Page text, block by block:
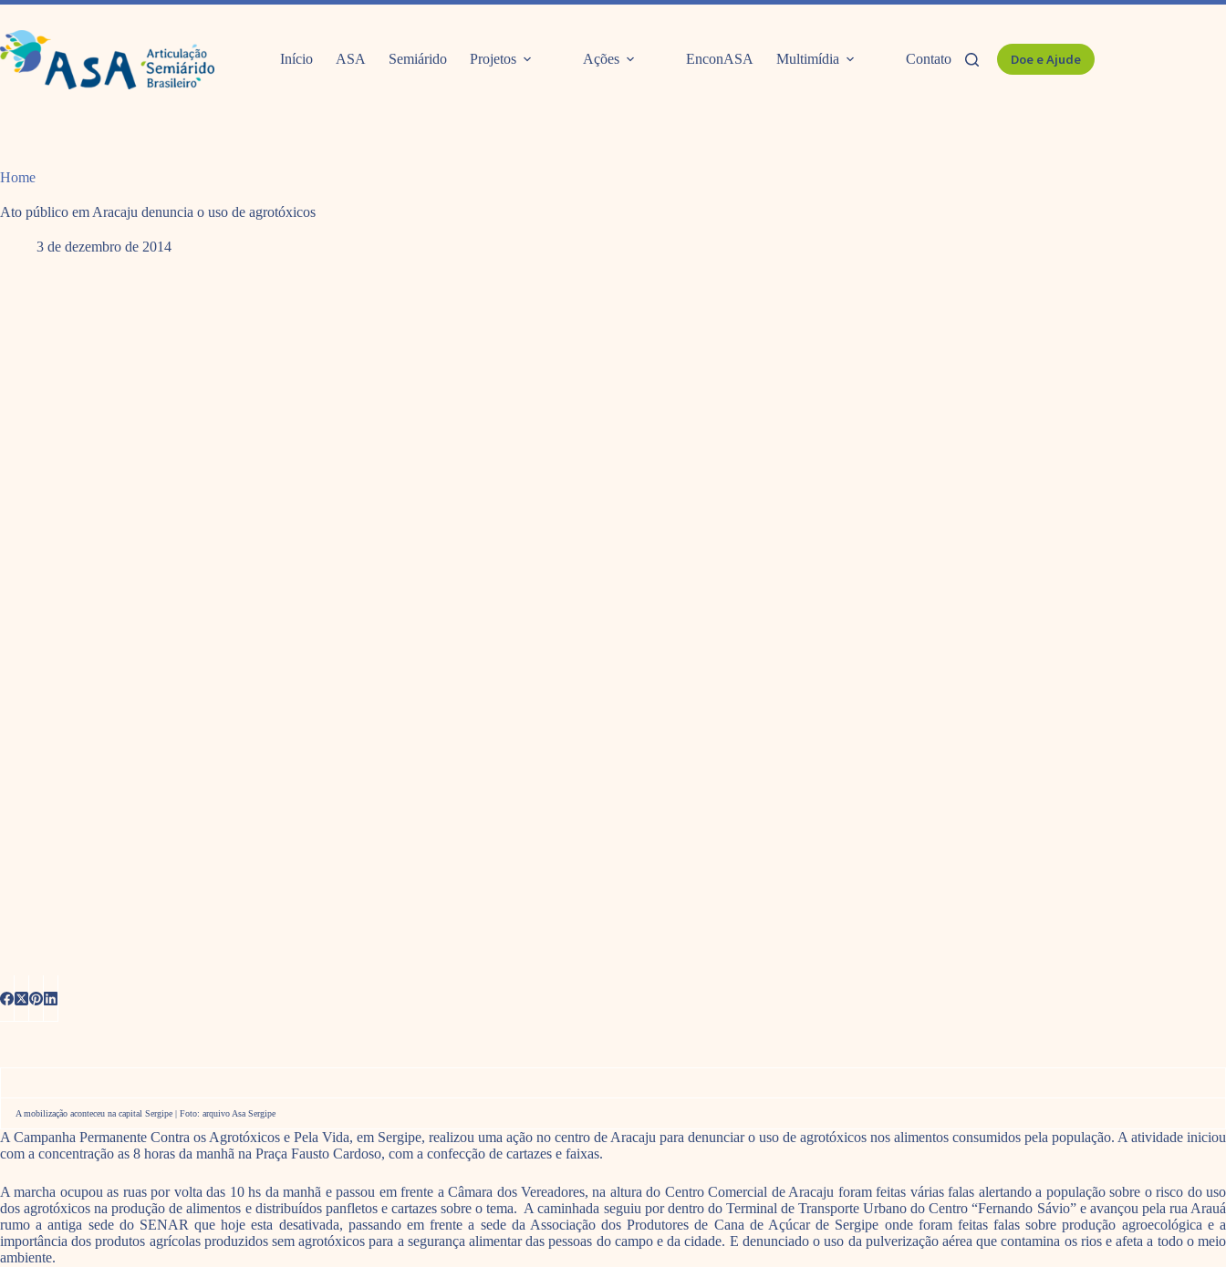
Pular
o
conteúdo
Início ASA Semiárido Projetos Ações EnconASA Multimídia Contato Doe e Ajude
Home
Ato público em Aracaju denuncia o uso de agrotóxicos
3 de dezembro de 2014
A mobilização aconteceu na capital Sergipe | Foto: arquivo Asa Sergipe
A Campanha Permanente Contra os Agrotóxicos e Pela Vida, em Sergipe, realizou uma ação no centro de Aracaju para denunciar o uso de agrotóxicos nos alimentos consumidos pela população. A atividade iniciou
com a concentração as 8 horas da manhã na Praça Fausto Cardoso, com a confecção de cartazes e faixas.
A marcha ocupou as ruas por volta das 10 hs da manhã e passou em frente a Câmara dos Vereadores, na altura do Centro Comercial de Aracaju foram feitas várias falas alertando a população sobre o risco do uso
dos agrotóxicos na produção de alimentos e distribuídos panfletos e cartazes sobre o tema. A caminhada seguiu por dentro do Terminal de Transporte Urbano do Centro “Fernando Sávio” e avançou pela rua Arauá
rumo a antiga sede do SENAR que hoje esta desativada, passando em frente a sede da Associação dos Produtores de Cana de Açúcar de Sergipe onde foram feitas falas sobre produção agroecológica e a
importância dos produtos agrícolas produzidos sem agrotóxicos para a segurança alimentar das pessoas do campo e da cidade. E denunciado o uso da pulverização aérea que contamina os rios e afeta a todo o meio
ambiente.